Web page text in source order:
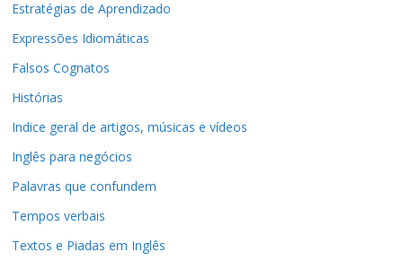
Estratégias de Aprendizado
Expressões Idiomáticas
Falsos Cognatos
Histórias
Indice geral de artigos, músicas e vídeos
Inglês para negócios
Palavras que confundem
Tempos verbais
Textos e Piadas em Inglês